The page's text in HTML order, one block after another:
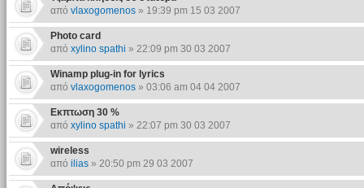
από vlaxogomenos» 19:39 pm 15 03 2007
Photo card
από xylino spathi » 22:09 pm 30 03 2007
Winamp plug-in for lyrics
από vlaxogomenos» 03:06 am 04 04 2007
Εκπτωση 30 %
από xylino spathi » 22:07 pm 30 03 2007
wireless
από ilias» 20:50 pm 29 03 2007